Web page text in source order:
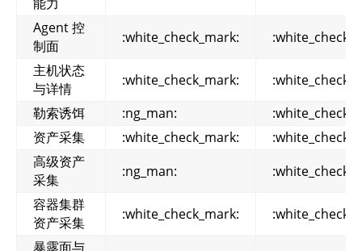
Agent 控
制面
:white_check_mark:
主机状态
与详情
:white_check_mark:
勒索诱饵
:ng_man:
资产采集
:white_check_mark:
高级资产
采集
:ng_man:
容器集群
资产采集
:white_check_mark:
暴露面与